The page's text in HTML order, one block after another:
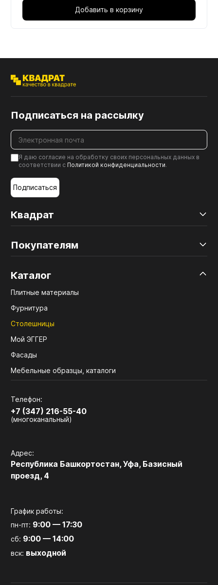
Добавить в корзину
Квадрат
Покупателям
Каталог
Плитные материалы
Фурнитура
Столешницы
Мой ЭГГЕР
Фасады
Мебельные образцы, каталоги
Телефон:
+7 (347) 216-55-40
(многоканальный)
Адрес:
Республика Башкортостан, Уфа, Базисный
проезд, 4
График работы:
пн-пт: 9:00 — 17:30
сб: 9:00 — 14:00
вск: выходной
Подписаться на рассылку
Я даю согласие на обработку своих персональных данных в
соответствии с Политикой конфиденциальности.
Подписаться